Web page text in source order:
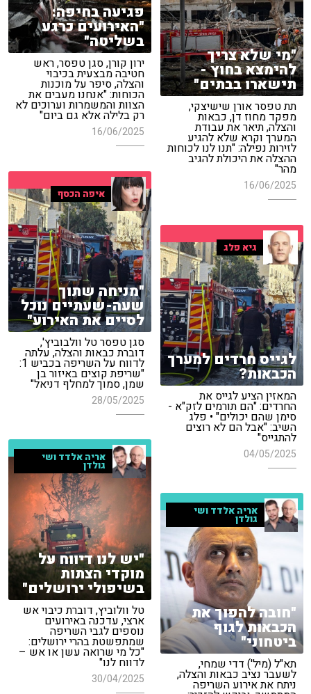
פגיעה בחיפה:
"האירועים כרגע
בשליטה"
ירון קורן, סגן טפסר, ראש
חטיבה מבצעית בכיבוי
והצלה, סיפר על מוכנות
הכוחות: "אנחנו מעבים את
הצוות והמשמרות וערוכים לא
רק בלילה אלא גם ביום"
16/06/2025
"מי שלא צריך
להימצא בחוץ -
תישארו בבתים"
תת טפסר אורן שישיצקי,
מפקד מחוז דן, כבאות
והצלה, תיאר את עבודת
המערך וקרא שלא להגיע
לזירות נפילה: "תנו לנו לכוחות
ההצלה את היכולת להגיב
מהר"
16/06/2025
איפה הכסף
"מניחה שתוך
שעה-שעתיים נוכל
לסיים את האירוע"
סגן טפסר טל וולבוביץ',
דוברת כבאות והצלה, עלתה
לדווח על השריפה בכביש 1:
"שריפת קוצים באיזור בן
שמן, סמוך למחלף דניאל"
28/05/2025
גיא פלג
לגייס חרדים למערך
הכבאות?
המאזין הציע לגייס את
החרדים: "הם תורמים לזק"א -
סימן שהם יכולים" • פלג
השיב: "אבל הם לא רוצים
להתגייס"
04/05/2025 אריה אלדד ושי
גולדן
"יש לנו דיווח על
מוקדי הצתות
בשיפולי ירושלים"
טל וולוביץ, דוברת כיבוי אש
ארצי, עדכנה באירועים
נוספים לגבי השריפה
שמתפשטת בהרי ירושלים:
"כל מי שרואה עשן או אש –
לדווח לנו"
30/04/2025
אריה אלדד ושי
גולדן
"חובה להפוך את
הכבאות לגוף
ביטחוני"
תא"ל (מיל') דדי שמחי,
לשעבר נציב כבאות והצלה,
ניתח את אירוע השריפה